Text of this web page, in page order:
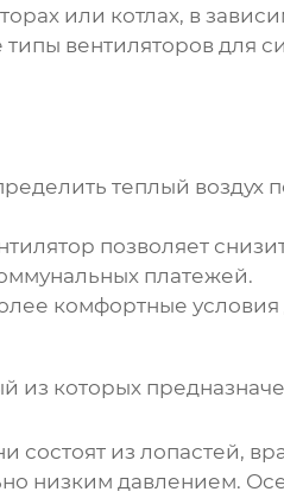
или котлах, в
типы вентиляторов для
теплый воздух
позволяет
платежей.
комфортные
из которых
состоят из лопастей,
низким давлением.